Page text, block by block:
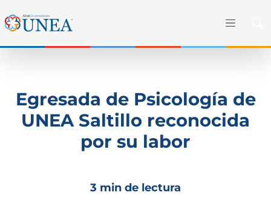
Egresada de Psicología de
UNEA Saltillo reconocida
por su labor
3 min de lectura